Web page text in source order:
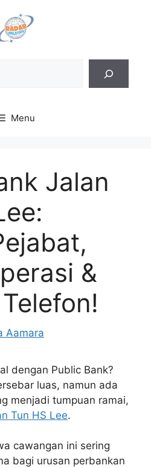
Menu
Jalan
&
Aamara
dengan Public Bank?
luas, namun ada
menjadi tumpuan ramai,
Tun HS Lee.
cawangan ini sering
bagi urusan perbankan